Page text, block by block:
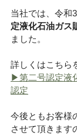
当社では、令和
定液化石油ガス
ました。
詳しくはこちら
▶第二号認定液
認定
今後ともお客様
させて頂きます